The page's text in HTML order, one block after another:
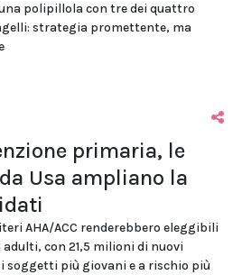
polipillola con tre dei quattro
strategia promettente, ma
primaria, le
Usa ampliano la
AHA/ACC renderebbero eleggibili
con 21,5 milioni di nuovi
più giovani e a rischio più